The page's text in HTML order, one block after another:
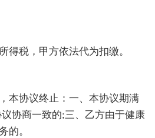
税，甲方依法代为扣缴。
协议终止：一、本协议期满
协商一致的;三、乙方由于健康
的。